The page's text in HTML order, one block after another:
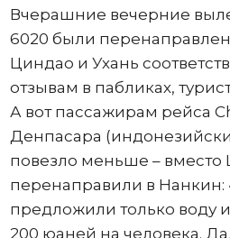
Вчерашние вечерние
6020 были
Циндао и Ухань
отзывам в пабликах,
А вот пассажирам рейса
Денпасара
повезло меньше – вместо
перенаправили в
предложили только воду
200 юаней на человека.